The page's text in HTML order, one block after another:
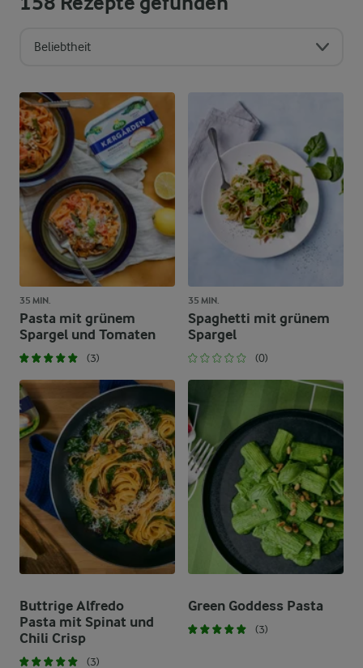
Beliebtheit
35 MIN.
Pasta mit grünem
Spargel und Tomaten
(3)
35 MIN.
Spaghetti mit grünem
Spargel
(0)
Buttrige Alfredo
Pasta mit Spinat und
Chili Crisp
(3)
Green Goddess Pasta
(3)